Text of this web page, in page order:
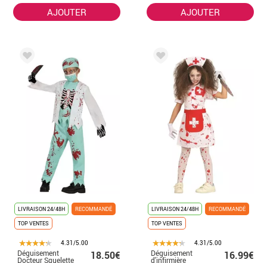
AJOUTER AJOUTER
LIVRAISON 24/48H
RECOMMANDÉ
TOP VENTES
4.31/5.00
Déguisement
Docteur Squelette 18.50€
LIVRAISON 24/48H
RECOMMANDÉ
TOP VENTES
4.31/5.00
Déguisement
d'infirmière 16.99€